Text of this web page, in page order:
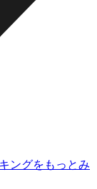
ングをもっとみ